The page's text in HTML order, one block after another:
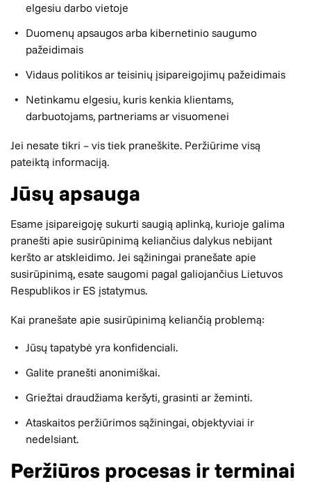
elgesiu darbo vietoje
Duomenų apsaugos arba kibernetinio saugumo
pažeidimais
Vidaus politikos ar teisinių įsipareigojimų pažeidimais
Netinkamu elgesiu, kuris kenkia klientams,
darbuotojams, partneriams ar visuomenei
Jei nesate tikri – vis tiek praneškite. Peržiūrime visą
pateiktą informaciją.
Jūsų apsauga
Esame įsipareigoję sukurti saugią aplinką, kurioje galima
pranešti apie susirūpinimą keliančius dalykus nebijant
keršto ar atskleidimo. Jei sąžiningai pranešate apie
susirūpinimą, esate saugomi pagal galiojančius Lietuvos
Respublikos ir ES įstatymus.
Kai pranešate apie susirūpinimą keliančią problemą:
Jūsų tapatybė yra konfidenciali.
Galite pranešti anonimiškai.
Griežtai draudžiama keršyti, grasinti ar žeminti.
Ataskaitos peržiūrimos sąžiningai, objektyviai ir
nedelsiant.
Peržiūros procesas ir terminai